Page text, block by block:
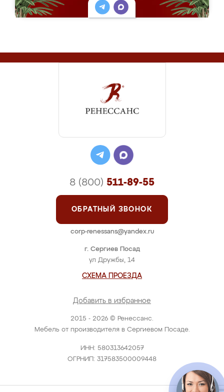
2015 - 2026 © Ренессанс.
Мебель от производителя в Сергиевом Посаде.
ИНН: 580313642057
ОГРНИП: 317583500009448
г. Сергиев Посад
ул Дружбы, 14
СХЕМА ПРОЕЗДА
Добавить в избранное
8 (800) 511-89-55
ОБРАТНЫЙ ЗВОНОК
corp-renessans@yandex.ru